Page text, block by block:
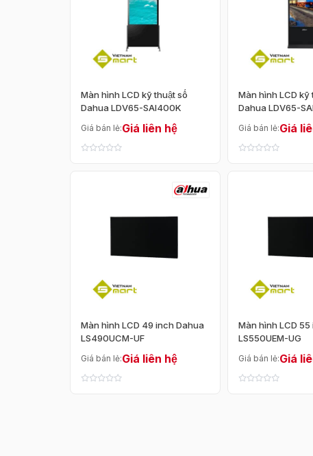
Màn hình LCD kỹ thuật số
Dahua LDV65-SAI400K
Giá bán lẻ:Giá liên hệ
Màn hình LCD kỹ
Dahua LDV65-
Giá bán lẻ:Giá
Màn hình LCD 49 inch Dahua
LS490UCM-UF
Giá bán lẻ:Giá liên hệ
Màn hình LCD
LS550UEM-UG
Giá bán lẻ:Giá